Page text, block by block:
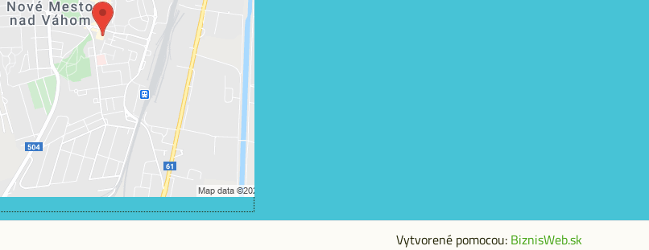
Prajete si načítať externý obsah?
Povoliť tentokrát
Povoliť a zapamätať - súhlas s druhom
cookie: Funkčné
Otvoriť obsah v novom okne
Vytvorené pomocou: BiznisWeb.sk